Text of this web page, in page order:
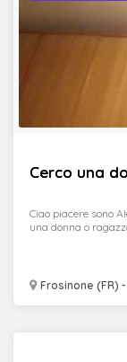
Cerco una
Frosinone (FR) -
Ciao piacere sono
una donna o